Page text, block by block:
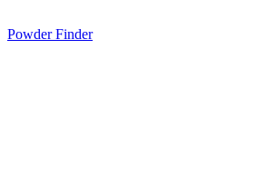
Powder Finder